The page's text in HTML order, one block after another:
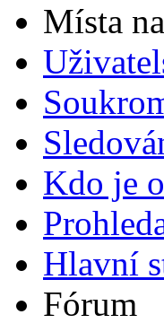
Místa
Kdo je
Hlavní
Fórum